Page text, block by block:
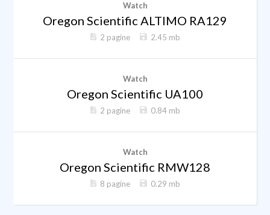
Watch
Oregon Scientific ALTIMO RA129
2 pagine 2.45 mb
Watch
Oregon Scientific UA100
2 pagine 0.84 mb
Watch
Oregon Scientific RMW128
8 pagine 0.29 mb